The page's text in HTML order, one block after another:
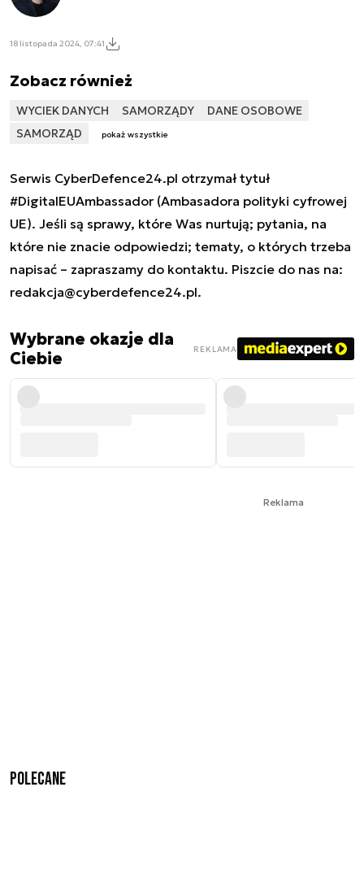
18 listopada 2024, 07:41
Zobacz również
WYCIEK DANYCH SAMORZĄDY
DANE OSOBOWE
SAMORZĄD
pokaż wszystkie
Serwis CyberDefence24.pl otrzymał tytuł
#DigitalEUAmbassador (Ambasadora polityki cyfrowej
UE). Jeśli są sprawy, które Was nurtują; pytania, na
które nie znacie odpowiedzi; tematy, o których trzeba
napisać – zapraszamy do kontaktu. Piszcie do nas na:
redakcja@cyberdefence24.pl.
Wybrane okazje dla
Ciebie
REKLAMA
Reklama
Polecane